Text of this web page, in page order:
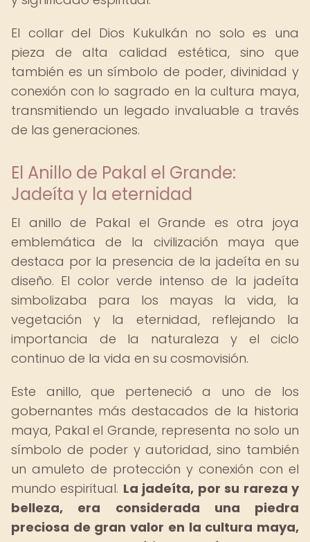
El collar del Dios Kukulkán no solo es una
pieza de alta calidad estética, sino que
también es un símbolo de poder, divinidad y
conexión con lo sagrado en la cultura maya,
transmitiendo un legado invaluable a través
de las generaciones.
El Anillo de Pakal el Grande:
Jadeíta y la eternidad
El anillo de Pakal el Grande es otra joya
emblemática de la civilización maya que
destaca por la presencia de la jadeíta en su
diseño. El color verde intenso de la jadeíta
simbolizaba para los mayas la vida, la
vegetación y la eternidad, reflejando la
importancia de la naturaleza y el ciclo
continuo de la vida en su cosmovisión.
Este anillo, que perteneció a uno de los
gobernantes más destacados de la historia
maya, Pakal el Grande, representa no solo un
símbolo de poder y autoridad, sino también
un amuleto de protección y conexión con el
mundo espiritual. La jadeíta, por su rareza y
belleza, era considerada una piedra
preciosa de gran valor en la cultura maya,